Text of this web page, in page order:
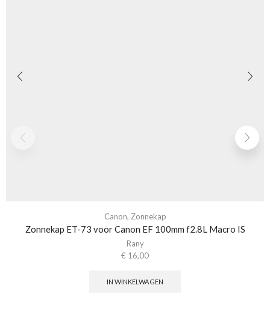
Canon, Zonnekap
Zonnekap ET-73 voor Canon EF 100mm f2.8L Macro IS
Rany
€ 16,00
IN WINKELWAGEN